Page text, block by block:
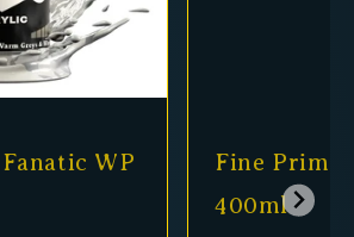
Black
Matt Black